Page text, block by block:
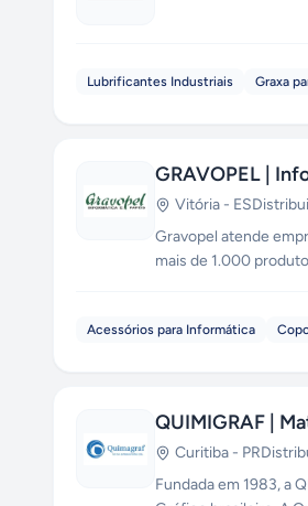
Lubrificantes Industriais Graxa
GRAVOPEL |
Vitória - ES
Gravopel atende
mais de 1.000
Acessórios para Informática
QUIMIGRAF |
Curitiba - PR
Fundada em 1983, a